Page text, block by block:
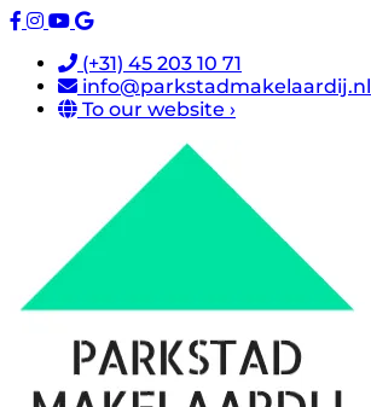
(+31) 45 203 10 71
info@parkstadmakelaardij.nl
To our website ›